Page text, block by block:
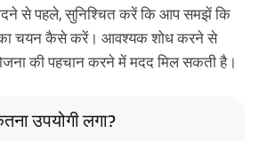
से पहले, सुनिश्चित करें कि आप समझें कि
का चयन कैसे करें। आवश्यक शोध करने से
की पहचान करने में मदद मिल सकती है।
उपयोगी लगा?